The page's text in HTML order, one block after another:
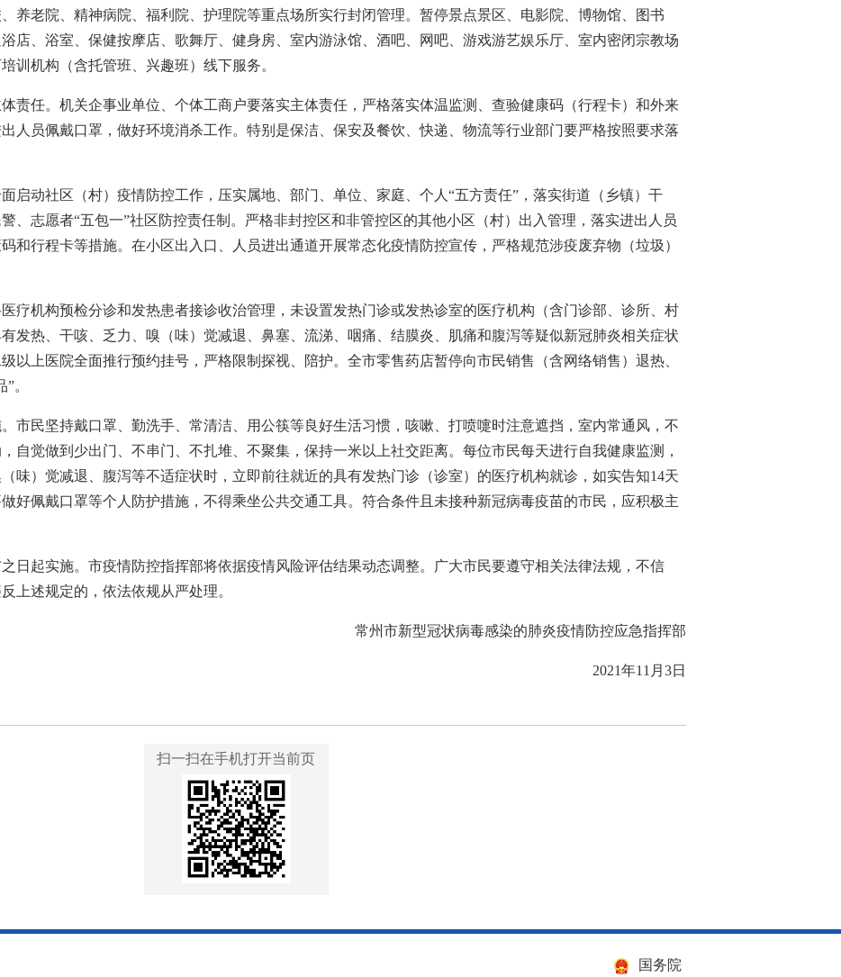
养老院、精神病院、福利院、护理院等重点场所实行封闭管理。暂停景点景区、电影院、博物馆、图书
店、浴室、保健按摩店、歌舞厅、健身房、室内游泳馆、酒吧、网吧、游戏游艺娱乐厅、室内密闭宗教场
训机构（含托管班、兴趣班）线下服务。
责任。机关企事业单位、个体工商户要落实主体责任，严格落实体温监测
、查验健康码（行程卡）和外来
人员佩戴口罩，做好环境消杀工作。特别是保洁、保安及餐饮、快递、物流等行业部门要严格按照要求落
启动社区（村）疫情防控工作，压实属地、部门、单位、家庭、个人“五方责任”，落实街道（乡镇）干
、志愿者“五包一”社区防控责任制。严格非封控区和非管控区的其他小区（村）出入管理，落实进出人员
码和行程卡等措施。在小区出入口、人员进出通道开展常态化疫情防控宣传，严格规范涉疫废弃物（垃圾）
疗机构预检分诊和发热患者接诊收治管理，未设置发热门诊或发热诊室的医疗机构（含门诊部、诊所、村
发热、干咳、乏力、嗅（味）觉减退、鼻塞、流涕、咽痛、结膜炎、肌痛和腹泻等疑似新冠肺炎相关症状
以上医院全面推行预约挂号，严格限制探视、陪护。全市零售药店暂停向市民销售（含网络销售）退热、
。
市民坚持戴口罩、勤洗手、常清洁、用公筷等良好生活习惯，咳嗽、打喷嚏时注意遮挡，室内常通风，不
自觉做到少出门、不串门、不扎堆、不聚集，保持一米以上社交距离。每位市民每天进行自我健康监测，
味）觉减退、腹泻等不适症状时，立即前往就近的具有发热门诊（诊室）的医疗机构就诊，如实告知14天
好佩戴口罩等个人防护措施，不得乘坐公共交通工具。符合条件且未接种新冠病毒疫苗的市民，应积极主
日起实施。市疫情防控指挥部将依据疫情风险评估结果动态调整。广大市民要遵守相关法律法规，不信
上述规定的，依法依规从严处理。
常州市新型冠状病毒感染的肺炎疫情防控应急指挥部
2021年11月3日
扫一扫在手机打开当前页
国务院